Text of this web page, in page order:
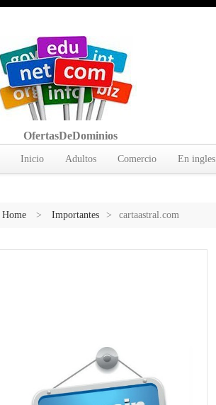
OfertasDeDominios
Inicio Adultos Comercio En ingles
Home > Importantes > cartaastral.com